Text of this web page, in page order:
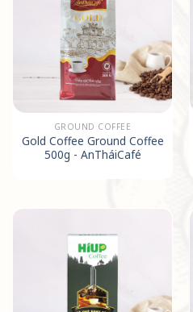
GROUND COFFEE
Gold Coffee Ground Coffee
500g - AnTháiCafé